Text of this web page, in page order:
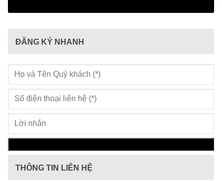
ĐĂNG KÝ NHANH
THÔNG TIN LIÊN HỆ